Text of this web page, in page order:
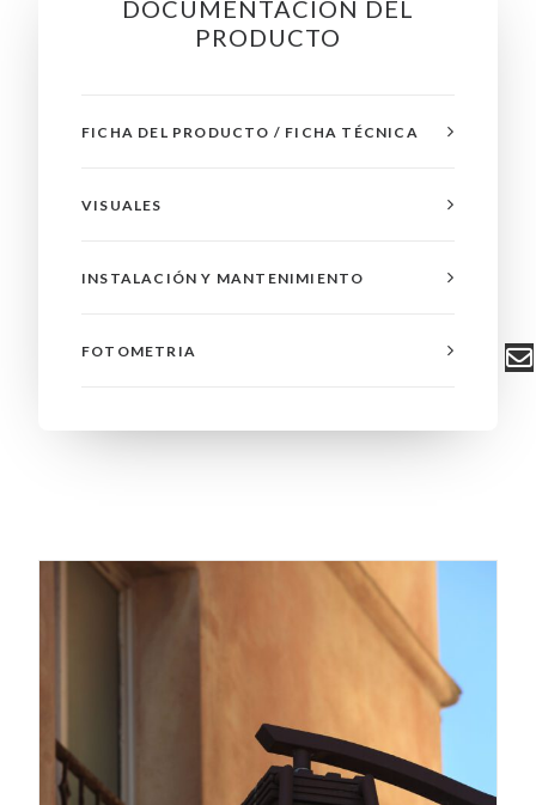
DOCUMENTACIÓN DEL
PRODUCTO
FICHA DEL PRODUCTO / FICHA TÉCNICA
VISUALES
INSTALACIÓN Y MANTENIMIENTO
FOTOMETRIA